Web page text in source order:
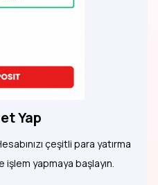
Yap
çeşitli para yatırma
yapmaya başlayın.